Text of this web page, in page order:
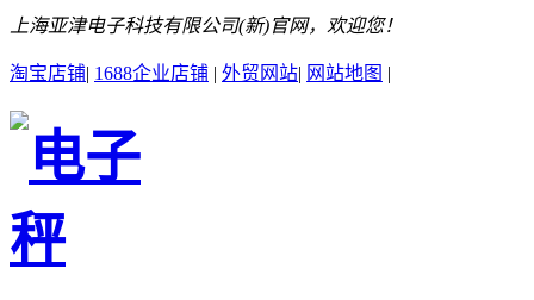
上海亚津电子科技有限公司(新)官网，欢迎您！
淘宝店铺| 1688企业店铺 | 外贸网站| 网站地图 |